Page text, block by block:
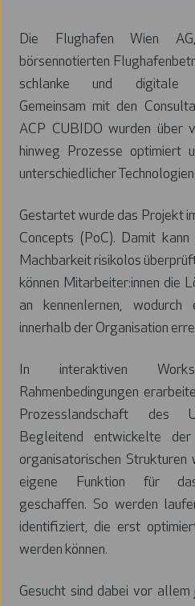
Die Flughafen Wien
börsennotierten
schlanke und digitale
Gemeinsam mit den
ACP CUBIDO wurden über
hinweg Prozesse optimiert
unterschiedlicher
Gestartet wurde das Projekt
Concepts (PoC). Damit
Machbarkeit risikolos
können Mitarbeiter:innen die
an kennenlernen, wodurch
innerhalb der Organisation
In interaktiven
Rahmenbedingungen
Prozesslandschaft des
Begleitend entwickelte
organisatorischen Strukturen
eigene Funktion für das
geschaffen. So werden
identifiziert, die erst
werden können.
Gesucht sind dabei vor allem